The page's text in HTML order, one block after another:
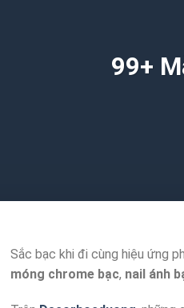
99+
Sắc bạc khi đi cùng hiệu ứng
móng chrome bạc, nail ánh